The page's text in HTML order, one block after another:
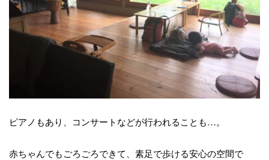
ピアノもあり、コンサートなどが行われることも…。
赤ちゃんでもごろごろできて、素足で歩ける安心の空間で